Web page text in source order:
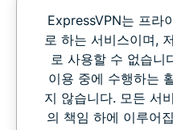
ExpressVPN는 프라
로 하는 서비스이며,
로 사용할 수 없습니
이용 중에 수행하는
지 않습니다. 모든 서
의 책임 하에 이루어